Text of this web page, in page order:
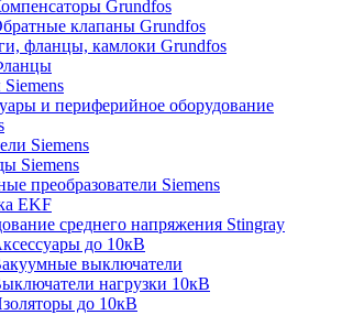
Grundfos
клапаны Grundfos
фланцы, камлоки Grundfos
и периферийное оборудование
Siemens
Siemens
преобразователи Siemens
EKF
среднего напряжения Stingray
до 10кВ
выключатели
нагрузки 10кВ
до 10кВ